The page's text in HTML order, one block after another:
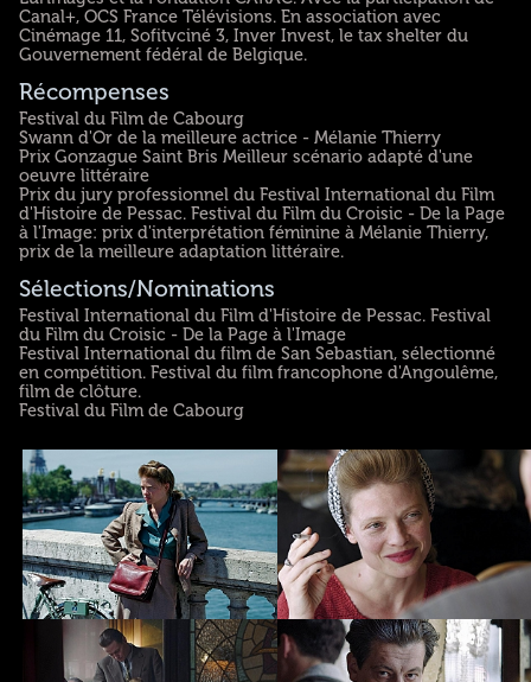
Canal+, OCS France Télévisions. En association avec
Cinémage 11, Sofitvciné 3, Inver Invest, le tax shelter du
Gouvernement fédéral de Belgique.
Récompenses
Festival du Film de Cabourg
Swann d'Or de la meilleure actrice - Mélanie Thierry
Prix Gonzague Saint Bris Meilleur scénario adapté d'une
oeuvre littéraire
Prix du jury professionnel du Festival International du Film
d'Histoire de Pessac. Festival du Film du Croisic - De la Page
à l'Image: prix d'interprétation féminine à Mélanie Thierry,
prix de la meilleure adaptation littéraire.
Sélections/Nominations
Festival International du Film d'Histoire de Pessac. Festival
du Film du Croisic - De la Page à l'Image
Festival International du film de San Sebastian, sélectionné
en compétition. Festival du film francophone d'Angoulême,
film de clôture.
Festival du Film de Cabourg